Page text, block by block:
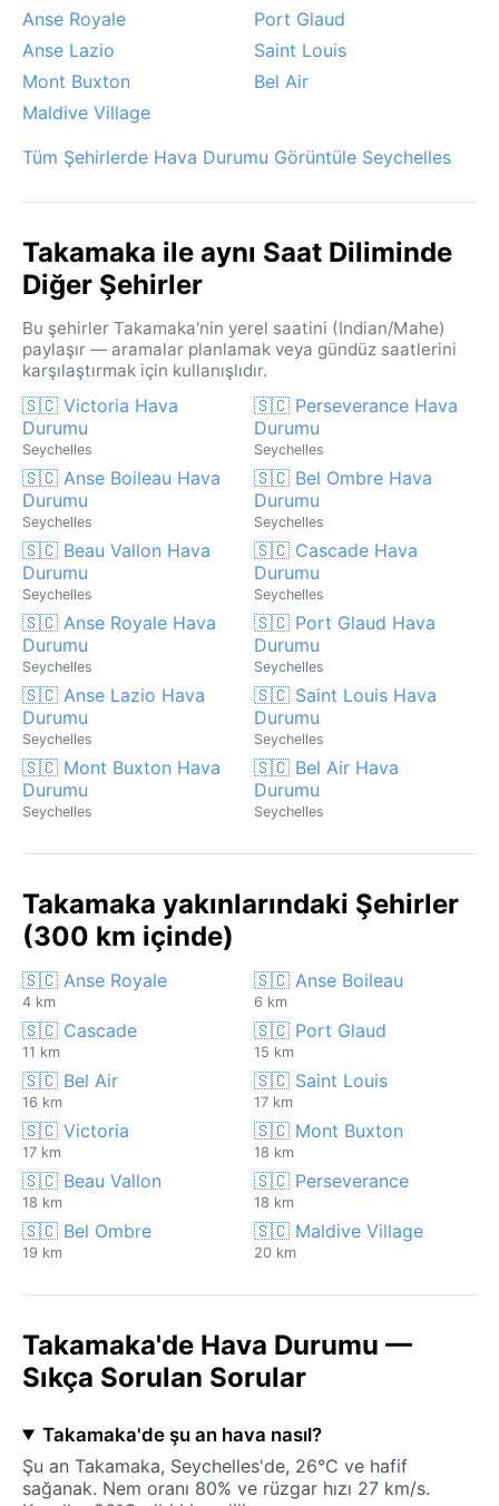
Anse Royale
Port Glaud
Anse Lazio
Saint Louis
Mont Buxton
Bel Air
Maldive Village
Tüm Şehirlerde Hava Durumu Görüntüle Seychelles
Takamaka ile aynı Saat Diliminde
Diğer Şehirler
Bu şehirler Takamaka'nin yerel saatini (Indian/Mahe)
paylaşır — aramalar planlamak veya gündüz saatlerini
karşılaştırmak için kullanışlıdır.
🇸🇨 Victoria Hava
Durumu
Seychelles
🇸🇨 Perseverance Hava
Durumu
Seychelles
🇸🇨 Anse Boileau Hava
Durumu
Seychelles
🇸🇨 Bel Ombre Hava
Durumu
Seychelles
🇸🇨 Beau Vallon Hava
Durumu
Seychelles
🇸🇨 Cascade Hava
Durumu
Seychelles
🇸🇨 Anse Royale Hava
Durumu
Seychelles
🇸🇨 Port Glaud Hava
Durumu
Seychelles
🇸🇨 Anse Lazio Hava
Durumu
Seychelles
🇸🇨 Saint Louis Hava
Durumu
Seychelles
🇸🇨 Mont Buxton Hava
Durumu
Seychelles
🇸🇨 Bel Air Hava
Durumu
Seychelles
Takamaka yakınlarındaki Şehirler
(300 km içinde)
🇸🇨 Anse Royale
4 km
🇸🇨 Anse Boileau
6 km
🇸🇨 Cascade
11 km
🇸🇨 Port Glaud
15 km
🇸🇨 Bel Air
16 km
🇸🇨 Saint Louis
17 km
🇸🇨 Victoria
17 km
🇸🇨 Mont Buxton
18 km
🇸🇨 Beau Vallon
18 km
🇸🇨 Perseverance
18 km
🇸🇨 Bel Ombre
19 km
🇸🇨 Maldive Village
20 km
Takamaka'de Hava Durumu —
Sıkça Sorulan Sorular
Takamaka'de şu an hava nasıl?
Şu an Takamaka, Seychelles'de, 26°C ve hafif
sağanak. Nem oranı 80% ve rüzgar hızı 27 km/s.